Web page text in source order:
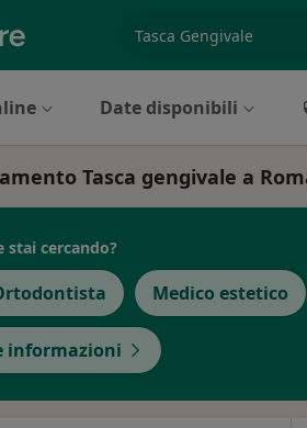
Date disponibili
Tasca gengivale a
stai cercando?
Medico estetico
informazioni